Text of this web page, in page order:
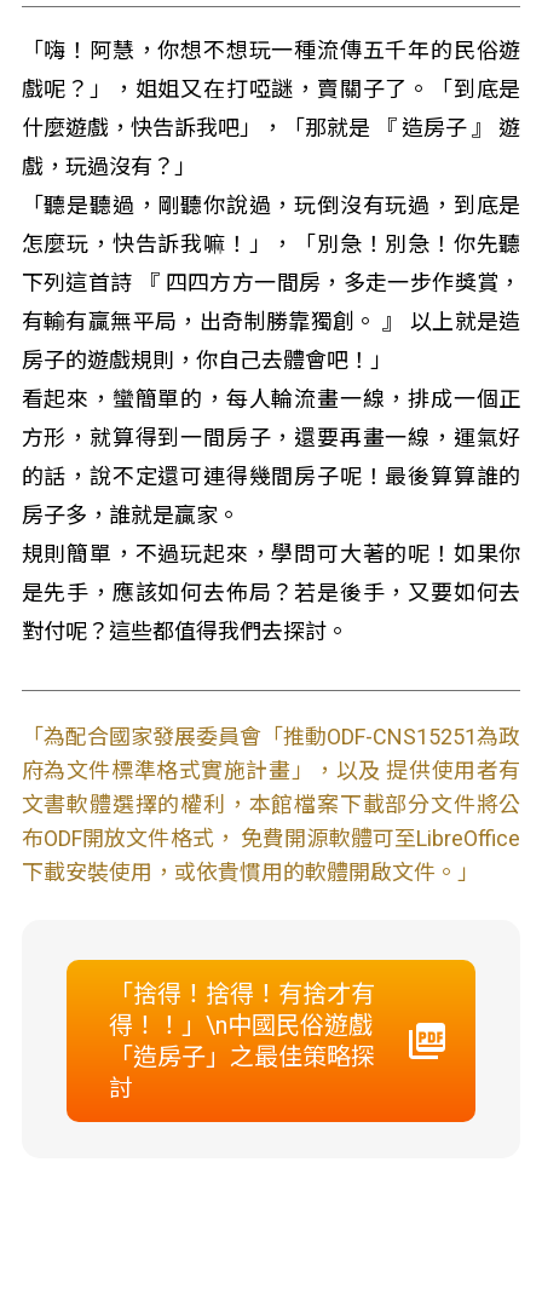
「嗨！阿慧，你想不想玩一種流傳五千年的民俗遊
戲呢？」，姐姐又在打啞謎，賣關子了。「到底是
什麼遊戲，快告訴我吧」，「那就是 『 造房子 』 遊
戲，玩過沒有？」
「聽是聽過，剛聽你說過，玩倒沒有玩過，到底是
怎麼玩，快告訴我嘛！」，「別急！別急！你先聽
下列這首詩 『 四四方方一間房，多走一步作獎賞，
有輸有贏無平局，出奇制勝靠獨創。 』 以上就是造
房子的遊戲規則，你自己去體會吧！」
看起來，蠻簡單的，每人輪流畫一線，排成一個正
方形，就算得到一間房子，還要再畫一線，運氣好
的話，說不定還可連得幾間房子呢！最後算算誰的
房子多，誰就是贏家。
規則簡單，不過玩起來，學問可大著的呢！如果你
是先手，應該如何去佈局？若是後手，又要如何去
對付呢？這些都值得我們去探討。
「為配合國家發展委員會「推動ODF-CNS15251為政
府為文件標準格式實施計畫」，以及 提供使用者有
文書軟體選擇的權利，本館檔案下載部分文件將公
布ODF開放文件格式， 免費開源軟體可至LibreOffice
下載安裝使用，或依貴慣用的軟體開啟文件。」
「捨得！捨得！有捨才有
得！！」\n中國民俗遊戲
「造房子」之最佳策略探
討